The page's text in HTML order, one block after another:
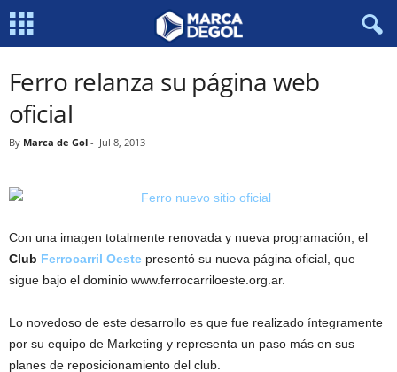
Ferro relanza su página web
oficial
By Marca de Gol - Jul 8, 2013
Con una imagen totalmente renovada y nueva programación, el
Club Ferrocarril Oeste presentó su nueva página oficial, que
sigue bajo el dominio www.ferrocarriloeste.org.ar.
Lo novedoso de este desarrollo es que fue realizado íntegramente
por su equipo de Marketing y representa un paso más en sus
planes de reposicionamiento del club.